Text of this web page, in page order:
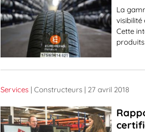
La
Cette
Services | Constructeurs | 27 avril 2018